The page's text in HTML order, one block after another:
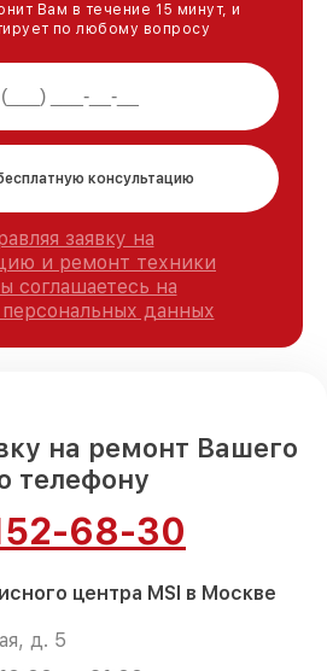
Вам в течение 15 минут, и
по любому вопросу
консультацию
заявку на
и ремонт техники
соглашаетесь на
персональных данных
на ремонт Вашего
телефону
68-30
центра MSI в Москве
д. 5